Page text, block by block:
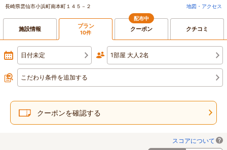
長崎県雲仙市小浜町南本町１４５－２ 地図・アクセス
施設情報 プラン
10件
配布中
クーポン クチコミ
日付未定 1部屋 大人2名
こだわり条件を追加する
クーポンを確認する
スコアについて